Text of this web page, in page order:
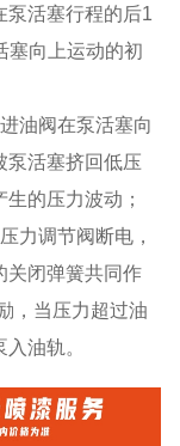
泵活塞行程的后1
塞向上运动的初
油阀在泵活塞向
泵活塞挤回低压
的压力波动；
力调节阀断电，
关闭弹簧共同作
，当压力超过油
油轨。